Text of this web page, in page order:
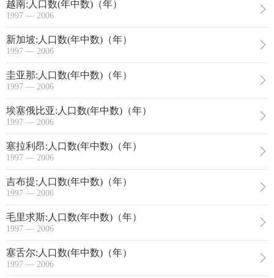
越南:人口数(年中数)（年）
1997 — 2006
新加坡:人口数(年中数)（年）
1997 — 2006
圭亚那:人口数(年中数)（年）
1997 — 2006
埃塞俄比亚:人口数(年中数)（年）
1997 — 2006
塞拉利昂:人口数(年中数)（年）
1997 — 2006
吉布提:人口数(年中数)（年）
1997 — 2006
毛里求斯:人口数(年中数)（年）
1997 — 2006
塞舌尔:人口数(年中数)（年）
1997 — 2006